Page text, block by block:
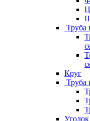
Труба
Круг
Труба
Уголок